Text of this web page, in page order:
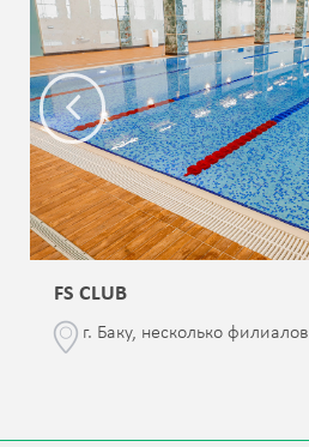
FS CLUB
г. Баку, несколько филиалов